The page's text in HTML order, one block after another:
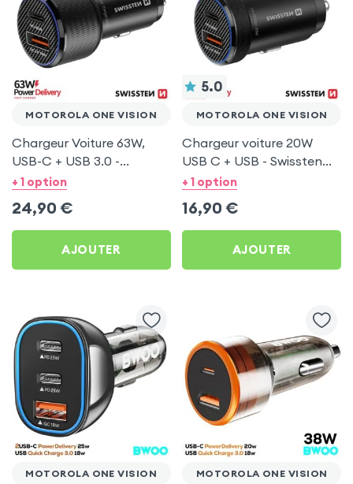
MOTOROLA ONE VISION
Chargeur Voiture 63W,
USB-C + USB 3.0 -
Swissten pour Motorola
+ 1 option
24,90 €
AJOUTER
5.0
MOTOROLA ONE VISION
Chargeur voiture 20W
USB C + USB - Swissten
pour Motorola One Vision
+ 1 option
16,90 €
AJOUTER
MOTOROLA ONE VISION MOTOROLA ONE VISION